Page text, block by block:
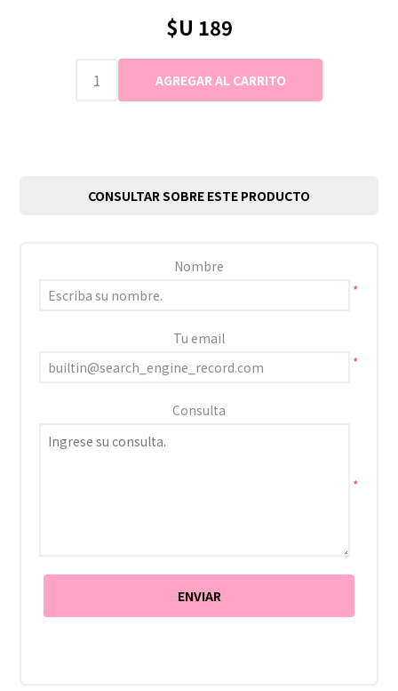
$U 189
CONSULTAR SOBRE ESTE PRODUCTO
Nombre
*
Tu email
*
Consulta
*